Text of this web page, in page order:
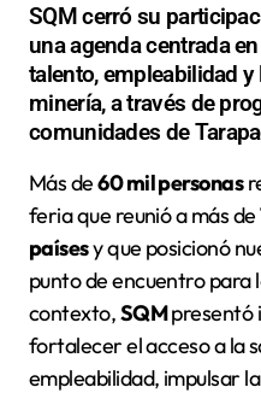
SQM cerró su
una agenda centrada
talento, empleabilidad
minería, a través de
comunidades de
Más de60 mil personas
feria que reunió a más de
paísesy que posicionó
punto de encuentro para
contexto,SQMpresentó
fortalecer el acceso a la
empleabilidad, impulsar